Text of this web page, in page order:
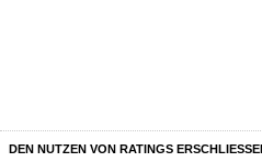
DEN NUTZEN VON RATINGS ERSCHLIESSEN